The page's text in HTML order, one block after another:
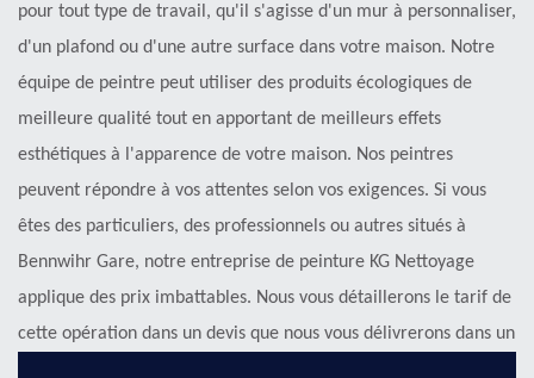
pour tout type de travail, qu'il s'agisse d'un mur à personnaliser,
d'un plafond ou d'une autre surface dans votre maison. Notre
équipe de peintre peut utiliser des produits écologiques de
meilleure qualité tout en apportant de meilleurs effets
esthétiques à l'apparence de votre maison. Nos peintres
peuvent répondre à vos attentes selon vos exigences. Si vous
êtes des particuliers, des professionnels ou autres situés à
Bennwihr Gare, notre entreprise de peinture KG Nettoyage
applique des prix imbattables. Nous vous détaillerons le tarif de
cette opération dans un devis que nous vous délivrerons dans un